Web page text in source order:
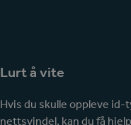
Lurt å vite
Hvis du skulle oppleve
nettsvindel, kan du få